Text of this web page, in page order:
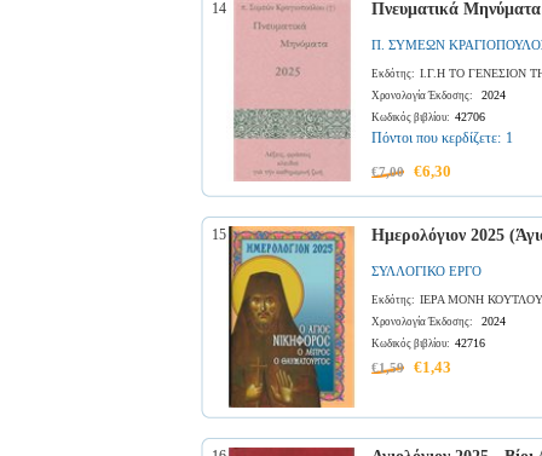
14 Πνευματικά
Π. ΣΥΜΕΩΝ
Εκδότης: Ι.Γ.Η ΤΟ ΓΕΝΕΣΙΟΝ
Χρονολογία Έκδοσης: 2024
Κωδικός βιβλίου: 42706
Πόντοι που κερδίζετε: 1
€7,00 €6,30
15 Ημερολόγιον 2025
ΣΥΛΛΟΓΙΚΟ ΕΡΓΟ
Εκδότης: ΙΕΡΑ ΜΟΝΗ
Χρονολογία Έκδοσης: 2024
Κωδικός βιβλίου: 42716
€1,59 €1,43